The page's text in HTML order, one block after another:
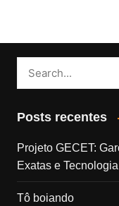
Posts recentes
Projeto GECET:
Exatas e Tecnologia
Tô boiando